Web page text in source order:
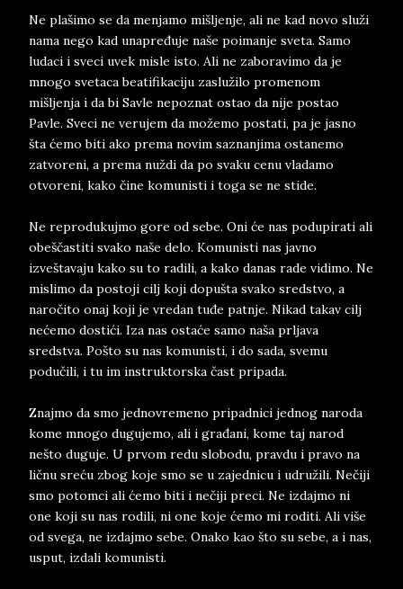
Ne plašimo se da menjamo mišljenje, ali ne kad novo služi
nama nego kad unapređuje naše poimanje sveta. Samo
ludaci i sveci uvek misle isto. Ali ne zaboravimo da je
mnogo svetaca beatifikaciju zaslužilo promenom
mišljenja i da bi Savle nepoznat ostao da nije postao
Pavle. Sveci ne verujem da možemo postati, pa je jasno
šta ćemo biti ako prema novim saznanjima ostanemo
zatvoreni, a prema nuždi da po svaku cenu vladamo
otvoreni, kako čine komunisti i toga se ne stide.
Ne reprodukujmo gore od sebe. Oni će nas podupirati ali
obeščastiti svako naše delo. Komunisti nas javno
izveštavaju kako su to radili, a kako danas rade vidimo. Ne
mislimo da postoji cilj koji dopušta svako sredstvo, a
naročito onaj koji je vredan tuđe patnje. Nikad takav cilj
nećemo dostići. Iza nas ostaće samo naša prljava
sredstva. Pošto su nas komunisti, i do sada, svemu
podučili, i tu im instruktorska čast pripada.
Znajmo da smo jednovremeno pripadnici jednog naroda
kome mnogo dugujemo, ali i građani, kome taj narod
nešto duguje. U prvom redu slobodu, pravdu i pravo na
ličnu sreću zbog koje smo se u zajednicu i udružili. Nečiji
smo potomci ali ćemo biti i nečiji preci. Ne izdajmo ni
one koji su nas rodili, ni one koje ćemo mi roditi. Ali više
od svega, ne izdajmo sebe. Onako kao što su sebe, a i nas,
usput, izdali komunisti.